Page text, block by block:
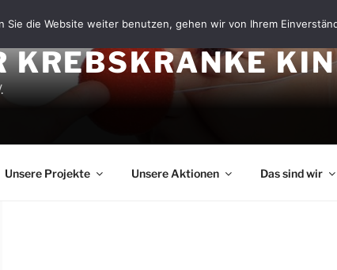
KREBSKRANKE
Unsere Projekte Unsere Aktionen Das sind wir
Sie die Website weiter benutzen, gehen wir von Ihrem